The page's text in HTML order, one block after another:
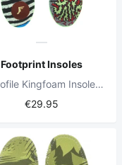
Footprint Insoles
Hi Profile Kingfoam Insoles Jaws OG
€29.95